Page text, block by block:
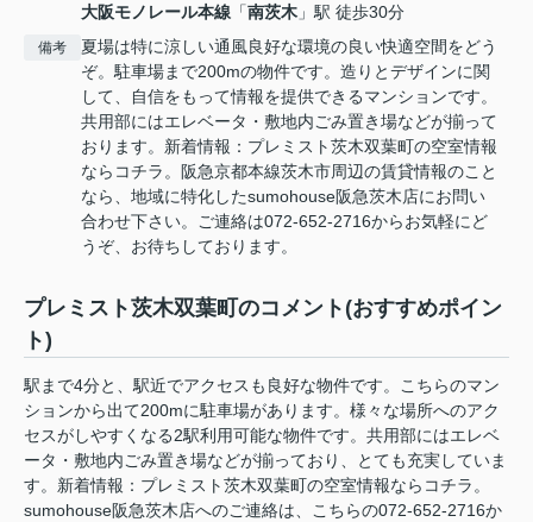
大阪モノレール本線 「南茨木 」駅 徒歩30分
備考
夏場は特に涼しい通風良好な環境の良い快適空間をどう
ぞ。駐車場まで200mの物件です。造りとデザインに関
して、自信をもって情報を提供できるマンションです。
共用部にはエレベータ・敷地内ごみ置き場などが揃って
おります。新着情報：プレミスト茨木双葉町の空室情報
ならコチラ。阪急京都本線茨木市周辺の賃貸情報のこと
なら、地域に特化したsumohouse阪急茨木店にお問い
合わせ下さい。ご連絡は072-652-2716からお気軽にど
うぞ、お待ちしております。
プレミスト茨木双葉町のコメント(おすすめポイン
ト)
駅まで4分と、駅近でアクセスも良好な物件です。こちらのマン
ションから出て200mに駐車場があります。様々な場所へのアク
セスがしやすくなる2駅利用可能な物件です。共用部にはエレベ
ータ・敷地内ごみ置き場などが揃っており、とても充実していま
す。新着情報：プレミスト茨木双葉町の空室情報ならコチラ。
sumohouse阪急茨木店へのご連絡は、こちらの072-652-2716か